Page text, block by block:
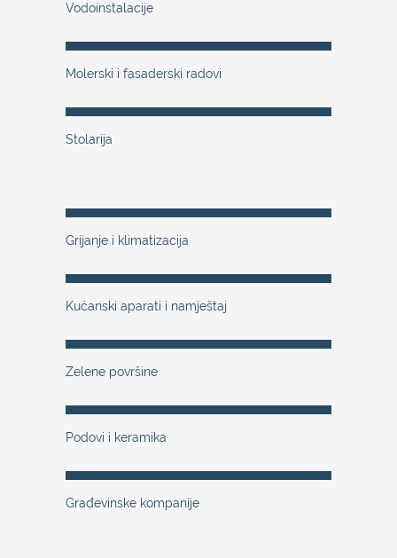
Vodoinstalacije
Molerski i fasaderski radovi
Stolarija
Grijanje i klimatizacija
Kućanski aparati i namještaj
Zelene površine
Podovi i keramika
Građevinske kompanije